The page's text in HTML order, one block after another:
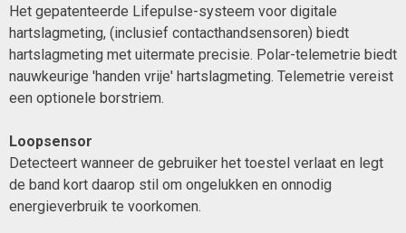
Het gepatenteerde Lifepulse-systeem voor digitale
hartslagmeting, (inclusief contacthandsensoren) biedt
hartslagmeting met uitermate precisie. Polar-telemetrie biedt
nauwkeurige 'handen vrije' hartslagmeting. Telemetrie vereist
een optionele borstriem.
Loopsensor
Detecteert wanneer de gebruiker het toestel verlaat en legt
de band kort daarop stil om ongelukken en onnodig
energieverbruik te voorkomen.